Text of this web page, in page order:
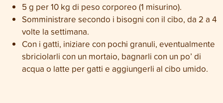
5 g per 10 kg di peso corporeo (1 misurino).
Somministrare secondo i bisogni con il cibo, da 2 a 4
volte la settimana.
Con i gatti, iniziare con pochi granuli, eventualmente
sbriciolarli con un mortaio, bagnarli con un po’ di
acqua o latte per gatti e aggiungerli al cibo umido.